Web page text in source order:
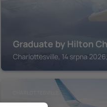
Graduate by Hilton
Charlottesville, 14 srpna